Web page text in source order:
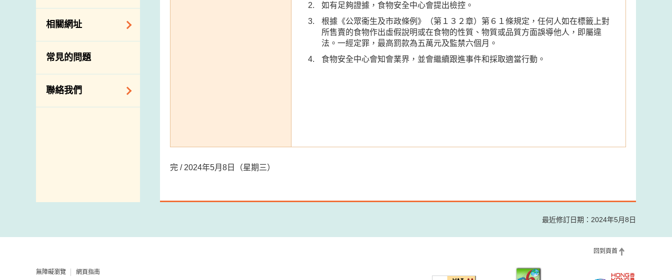
公開比賽
相關網址
相關政府部門／機
構
常見的問題
聯絡我們
如有足夠證據，食物安全中心會提出檢控。
根據《公眾衞生及市政條例》（第１３２章）第６１條規定，任何人如在標籤上對
所售賣的食物作出虛假說明或在食物的性質、物質或品質方面誤導他人，即屬違
法。一經定罪，最高罰款為五萬元及監禁六個月。
食物安全中心會知會業界，並會繼續跟進事件和採取適當行動。
完 / 2024年5月8日（星期三）
最近修訂日期：2024年5月8日
回到頁首
無障礙瀏覽 網頁指南